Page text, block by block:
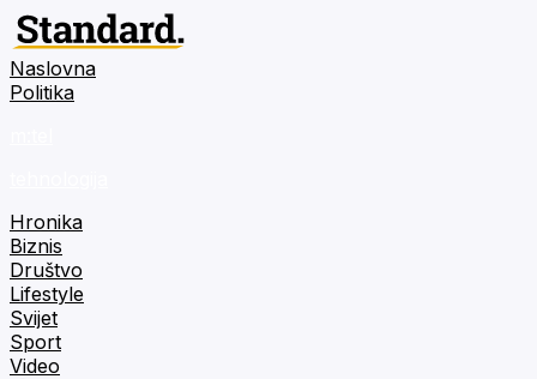
Naslovna
Politika
Hronika
Biznis
Društvo
Lifestyle
Svijet
Sport
Video